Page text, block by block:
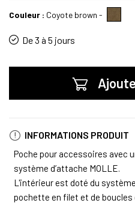
Couleur : Coyote brown -
De 3 à 5 jours
INFORMATIONS PRODUIT
Poche pour accessoires avec
système d’attache MOLLE.
L'intérieur est doté du
pochette en filet et de boucles